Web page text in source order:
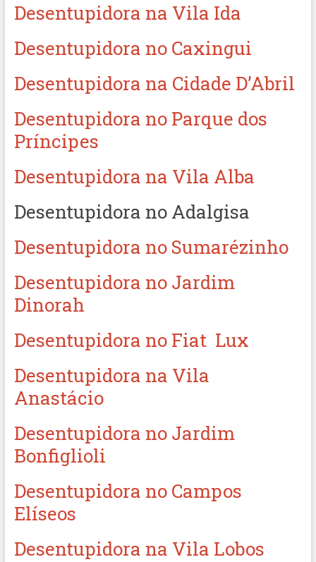
Desentupidora na Vila Ida
Desentupidora no Caxingui
Desentupidora na Cidade D’Abril
Desentupidora no Parque dos
Príncipes
Desentupidora na Vila Alba
Desentupidora no Adalgisa
Desentupidora no Sumarézinho
Desentupidora no Jardim
Dinorah
Desentupidora no Fiat Lux
Desentupidora na Vila
Anastácio
Desentupidora no Jardim
Bonfiglioli
Desentupidora no Campos
Elíseos
Desentupidora na Vila Lobos